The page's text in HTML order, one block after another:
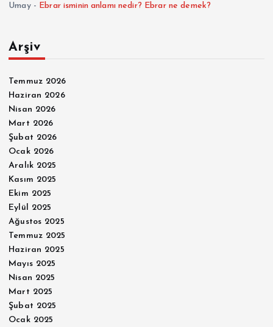
Umay- Ebrar isminin anlamı nedir? Ebrar ne demek?
Arşiv
Temmuz 2026
Haziran 2026
Nisan 2026
Mart 2026
Şubat 2026
Ocak 2026
Aralık 2025
Kasım 2025
Ekim 2025
Eylül 2025
Ağustos 2025
Temmuz 2025
Haziran 2025
Mayıs 2025
Nisan 2025
Mart 2025
Şubat 2025
Ocak 2025